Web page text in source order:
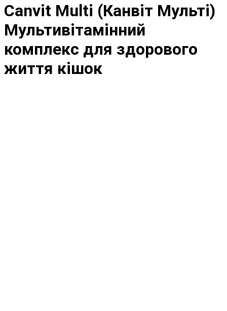
Canvit Multi (Канвіт Мульті)
Мультивітамінний
комплекс для здорового
життя кішок